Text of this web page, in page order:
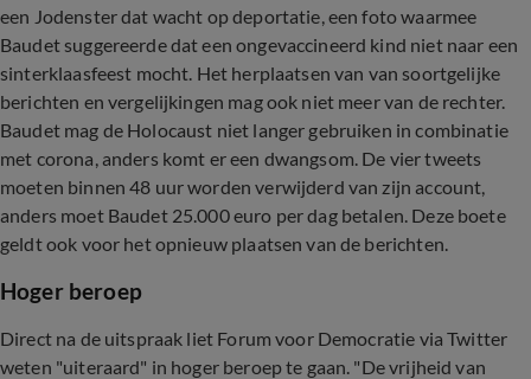
een Jodenster dat wacht op deportatie, een foto waarmee
Baudet suggereerde dat een ongevaccineerd kind niet naar een
sinterklaasfeest mocht. Het herplaatsen van van soortgelijke
berichten en vergelijkingen mag ook niet meer van de rechter.
Baudet mag de Holocaust niet langer gebruiken in combinatie
met corona, anders komt er een dwangsom. De vier tweets
moeten binnen 48 uur worden verwijderd van zijn account,
anders moet Baudet 25.000 euro per dag betalen. Deze boete
geldt ook voor het opnieuw plaatsen van de berichten.
Hoger beroep
Direct na de uitspraak liet Forum voor Democratie via Twitter
weten "uiteraard" in hoger beroep te gaan. "De vrijheid van